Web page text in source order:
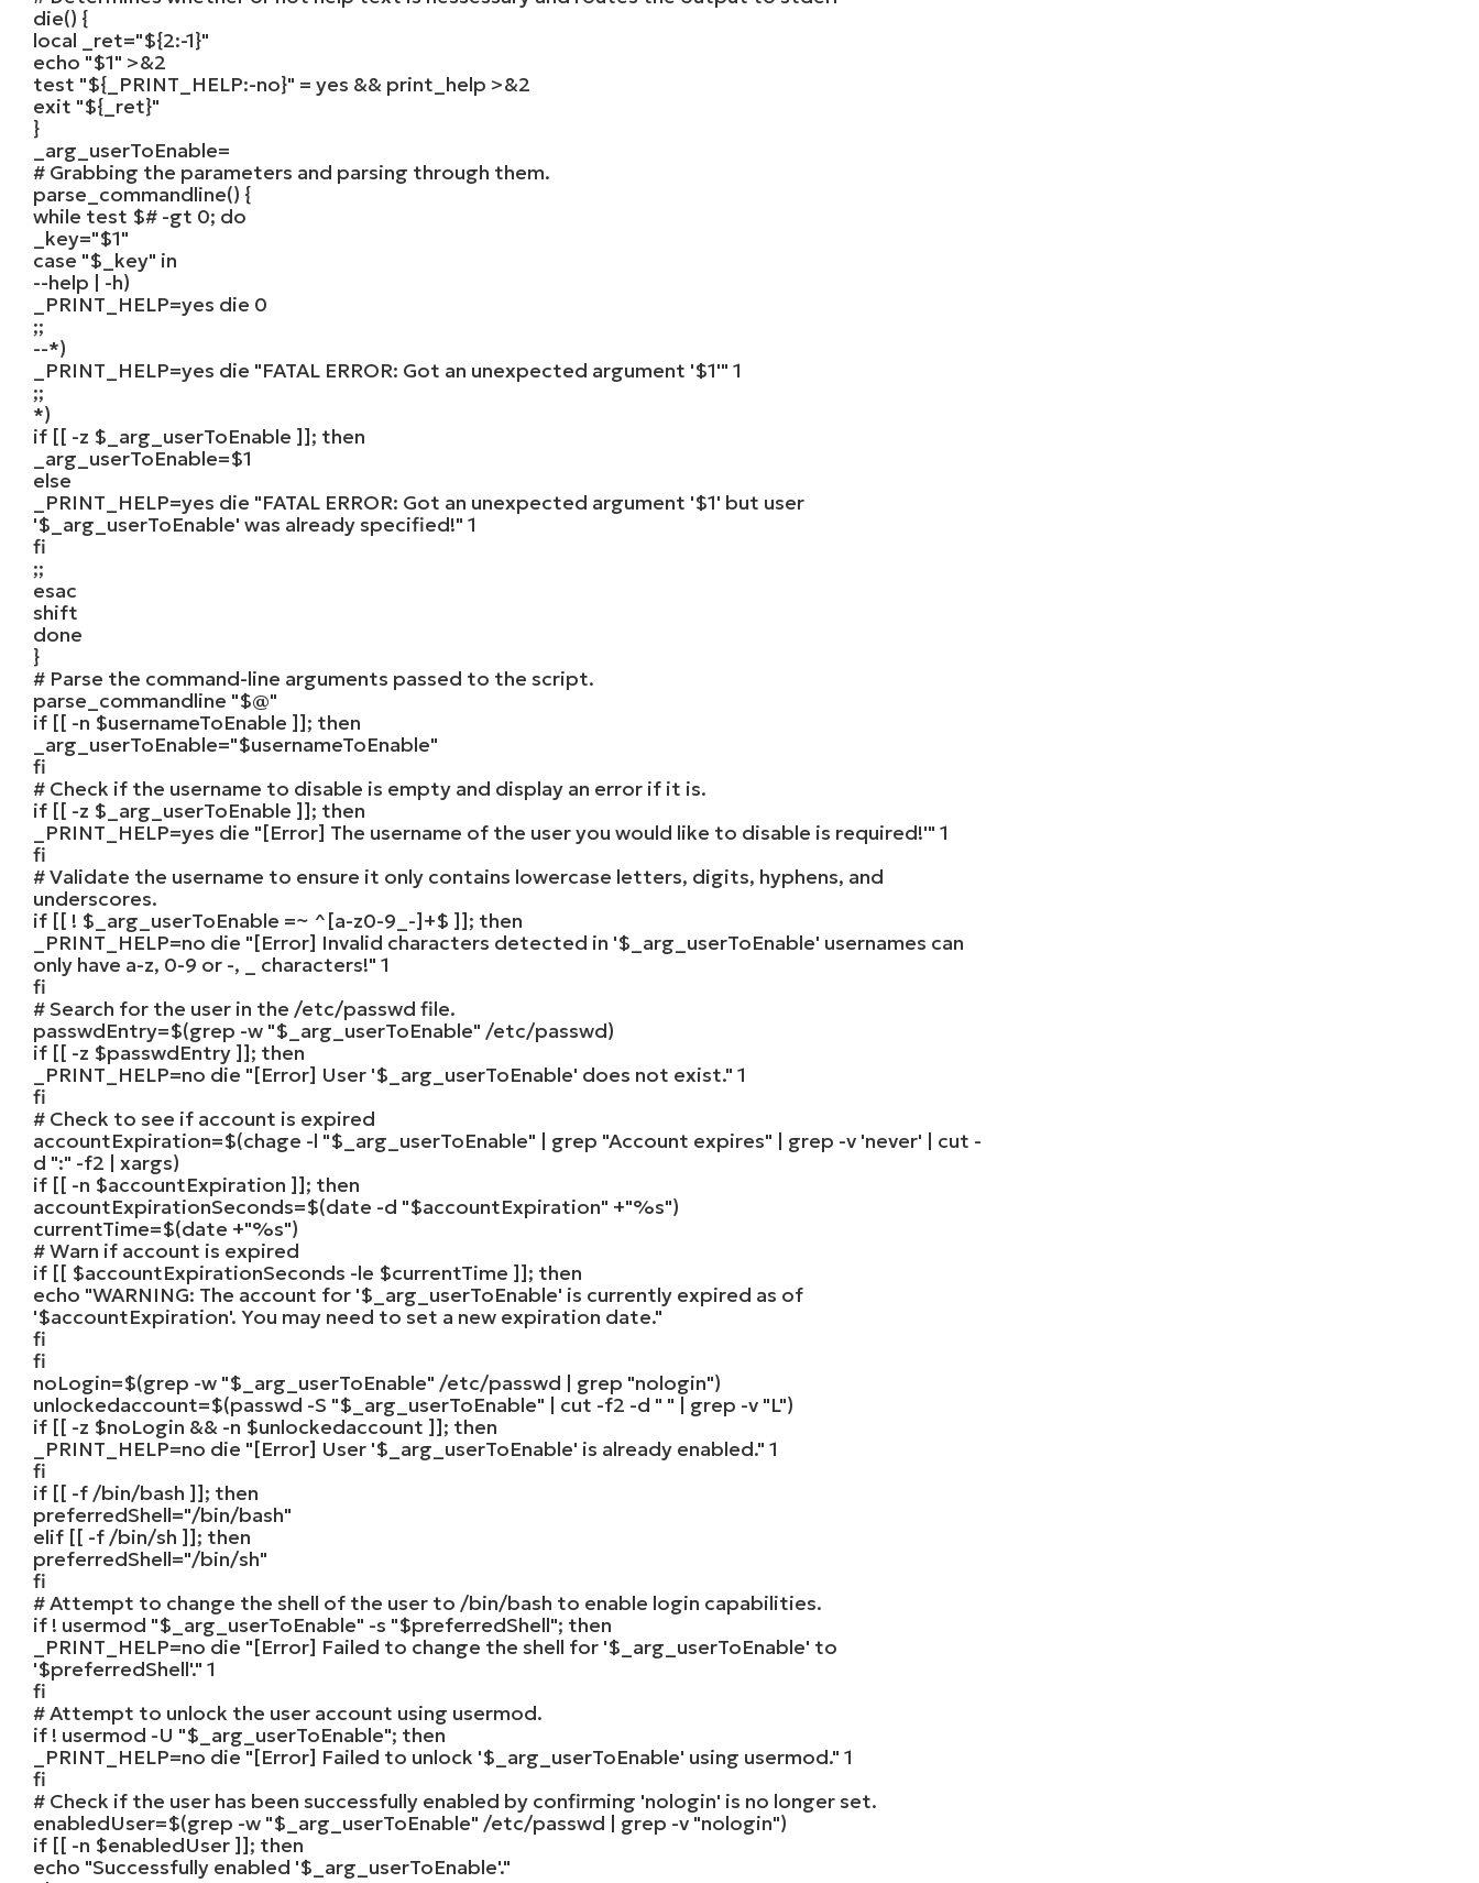
die() {
local _ret="${2:-1}"
echo "$1" >&2
test "${_PRINT_HELP:-no}" = yes && print_help >&2
exit "${_ret}"
}
_arg_userToEnable=
# Grabbing the parameters and parsing through them.
parse_commandline() {
while test $# -gt 0; do
_key="$1"
case "$_key" in
--help | -h)
_PRINT_HELP=yes die 0
;;
--*)
_PRINT_HELP=yes die "FATAL ERROR: Got an unexpected argument '$1'" 1
;;
*)
if [[ -z $_arg_userToEnable ]]; then
_arg_userToEnable=$1
else
_PRINT_HELP=yes die "FATAL ERROR: Got an unexpected argument '$1' but user
'$_arg_userToEnable' was already specified!" 1
fi
;;
esac
shift
done
}
# Parse the command-line arguments passed to the script.
parse_commandline "$@"
if [[ -n $usernameToEnable ]]; then
_arg_userToEnable="$usernameToEnable"
fi
# Check if the username to disable is empty and display an error if it is.
if [[ -z $_arg_userToEnable ]]; then
_PRINT_HELP=yes die "[Error] The username of the user you would like to disable is required!'" 1
fi
# Validate the username to ensure it only contains lowercase letters, digits, hyphens, and
underscores.
if [[ ! $_arg_userToEnable =~ ^[a-z0-9_-]+$ ]]; then
_PRINT_HELP=no die "[Error] Invalid characters detected in '$_arg_userToEnable' usernames can
only have a-z, 0-9 or -, _ characters!" 1
fi
# Search for the user in the /etc/passwd file.
passwdEntry=$(grep -w "$_arg_userToEnable" /etc/passwd)
if [[ -z $passwdEntry ]]; then
_PRINT_HELP=no die "[Error] User '$_arg_userToEnable' does not exist." 1
fi
# Check to see if account is expired
accountExpiration=$(chage -l "$_arg_userToEnable" | grep "Account expires" | grep -v 'never' | cut -
d ":" -f2 | xargs)
if [[ -n $accountExpiration ]]; then
accountExpirationSeconds=$(date -d "$accountExpiration" +"%s")
currentTime=$(date +"%s")
# Warn if account is expired
if [[ $accountExpirationSeconds -le $currentTime ]]; then
echo "WARNING: The account for '$_arg_userToEnable' is currently expired as of
'$accountExpiration'. You may need to set a new expiration date."
fi
fi
noLogin=$(grep -w "$_arg_userToEnable" /etc/passwd | grep "nologin")
unlockedaccount=$(passwd -S "$_arg_userToEnable" | cut -f2 -d " " | grep -v "L")
if [[ -z $noLogin && -n $unlockedaccount ]]; then
_PRINT_HELP=no die "[Error] User '$_arg_userToEnable' is already enabled." 1
fi
if [[ -f /bin/bash ]]; then
preferredShell="/bin/bash"
elif [[ -f /bin/sh ]]; then
preferredShell="/bin/sh"
fi
# Attempt to change the shell of the user to /bin/bash to enable login capabilities.
if ! usermod "$_arg_userToEnable" -s "$preferredShell"; then
_PRINT_HELP=no die "[Error] Failed to change the shell for '$_arg_userToEnable' to
'$preferredShell'." 1
fi
# Attempt to unlock the user account using usermod.
if ! usermod -U "$_arg_userToEnable"; then
_PRINT_HELP=no die "[Error] Failed to unlock '$_arg_userToEnable' using usermod." 1
fi
# Check if the user has been successfully enabled by confirming 'nologin' is no longer set.
enabledUser=$(grep -w "$_arg_userToEnable" /etc/passwd | grep -v "nologin")
if [[ -n $enabledUser ]]; then
echo "Successfully enabled '$_arg_userToEnable'."